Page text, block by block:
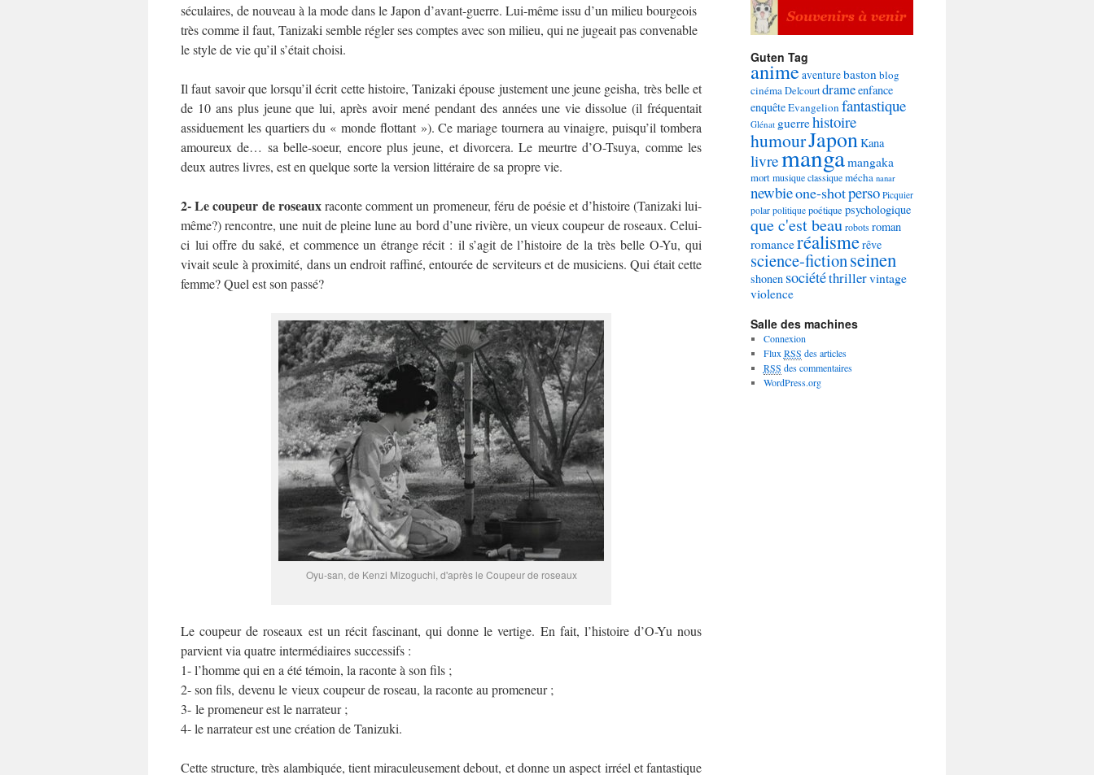
séculaires, de nouveau à la mode dans le Japon d’avant-guerre. Lui-même issu d’un milieu bourgeois
très comme il faut, Tanizaki semble régler ses comptes avec son milieu, qui ne jugeait pas convenable
le style de vie qu’il s’était choisi.
Il faut savoir que lorsqu’il écrit cette histoire, Tanizaki épouse justement une jeune geisha, très belle et
de 10 ans plus jeune que lui, après avoir mené pendant des années une vie dissolue (il fréquentait
assiduement les quartiers du « monde flottant »). Ce mariage tournera au vinaigre, puisqu’il tombera
amoureux de… sa belle-soeur, encore plus jeune, et divorcera. Le meurtre d’O-Tsuya, comme les
deux autres livres, est en quelque sorte la version littéraire de sa propre vie.
2- Le coupeur de roseauxraconte comment un promeneur, féru de poésie et d’histoire (Tanizaki lui-
même?) rencontre, une nuit de pleine lune au bord d’une rivière, un vieux coupeur de roseaux. Celui-
ci lui offre du saké, et commence un étrange récit : il s’agit de l’histoire de la très belle O-Yu, qui
vivait seule à proximité, dans un endroit raffiné, entourée de serviteurs et de musiciens. Qui était cette
femme? Quel est son passé?
Oyu-san, de Kenzi Mizoguchi, d'après le Coupeur de roseaux
Le coupeur de roseaux est un récit fascinant, qui donne le vertige. En fait, l’histoire d’O-Yu nous
parvient via quatre intermédiaires successifs :
1- l’homme qui en a été témoin, la raconte à son fils ;
2- son fils, devenu le vieux coupeur de roseau, la raconte au promeneur ;
3- le promeneur est le narrateur ;
4- le narrateur est une création de Tanizuki.
Cette structure, très alambiquée, tient miraculeusement debout, et donne un aspect irréel et fantastique
Guten Tag
animeaventurebaston blog
cinémaDelcourtdrameenfance
enquêteEvangelion fantastique
Glénat guerrehistoire
humourJapon Kana
livremangamangaka
mortmusique classiquemécha nanar
newbieone-shotperso Picquier
polar politique poétique psychologique
que c'est beaurobotsroman
romanceréalismerêve
science-fictionseinen
shonen sociététhrillervintage
violence
Salle des machines
Connexion
Flux RSS des articles
RSS des commentaires
WordPress.org